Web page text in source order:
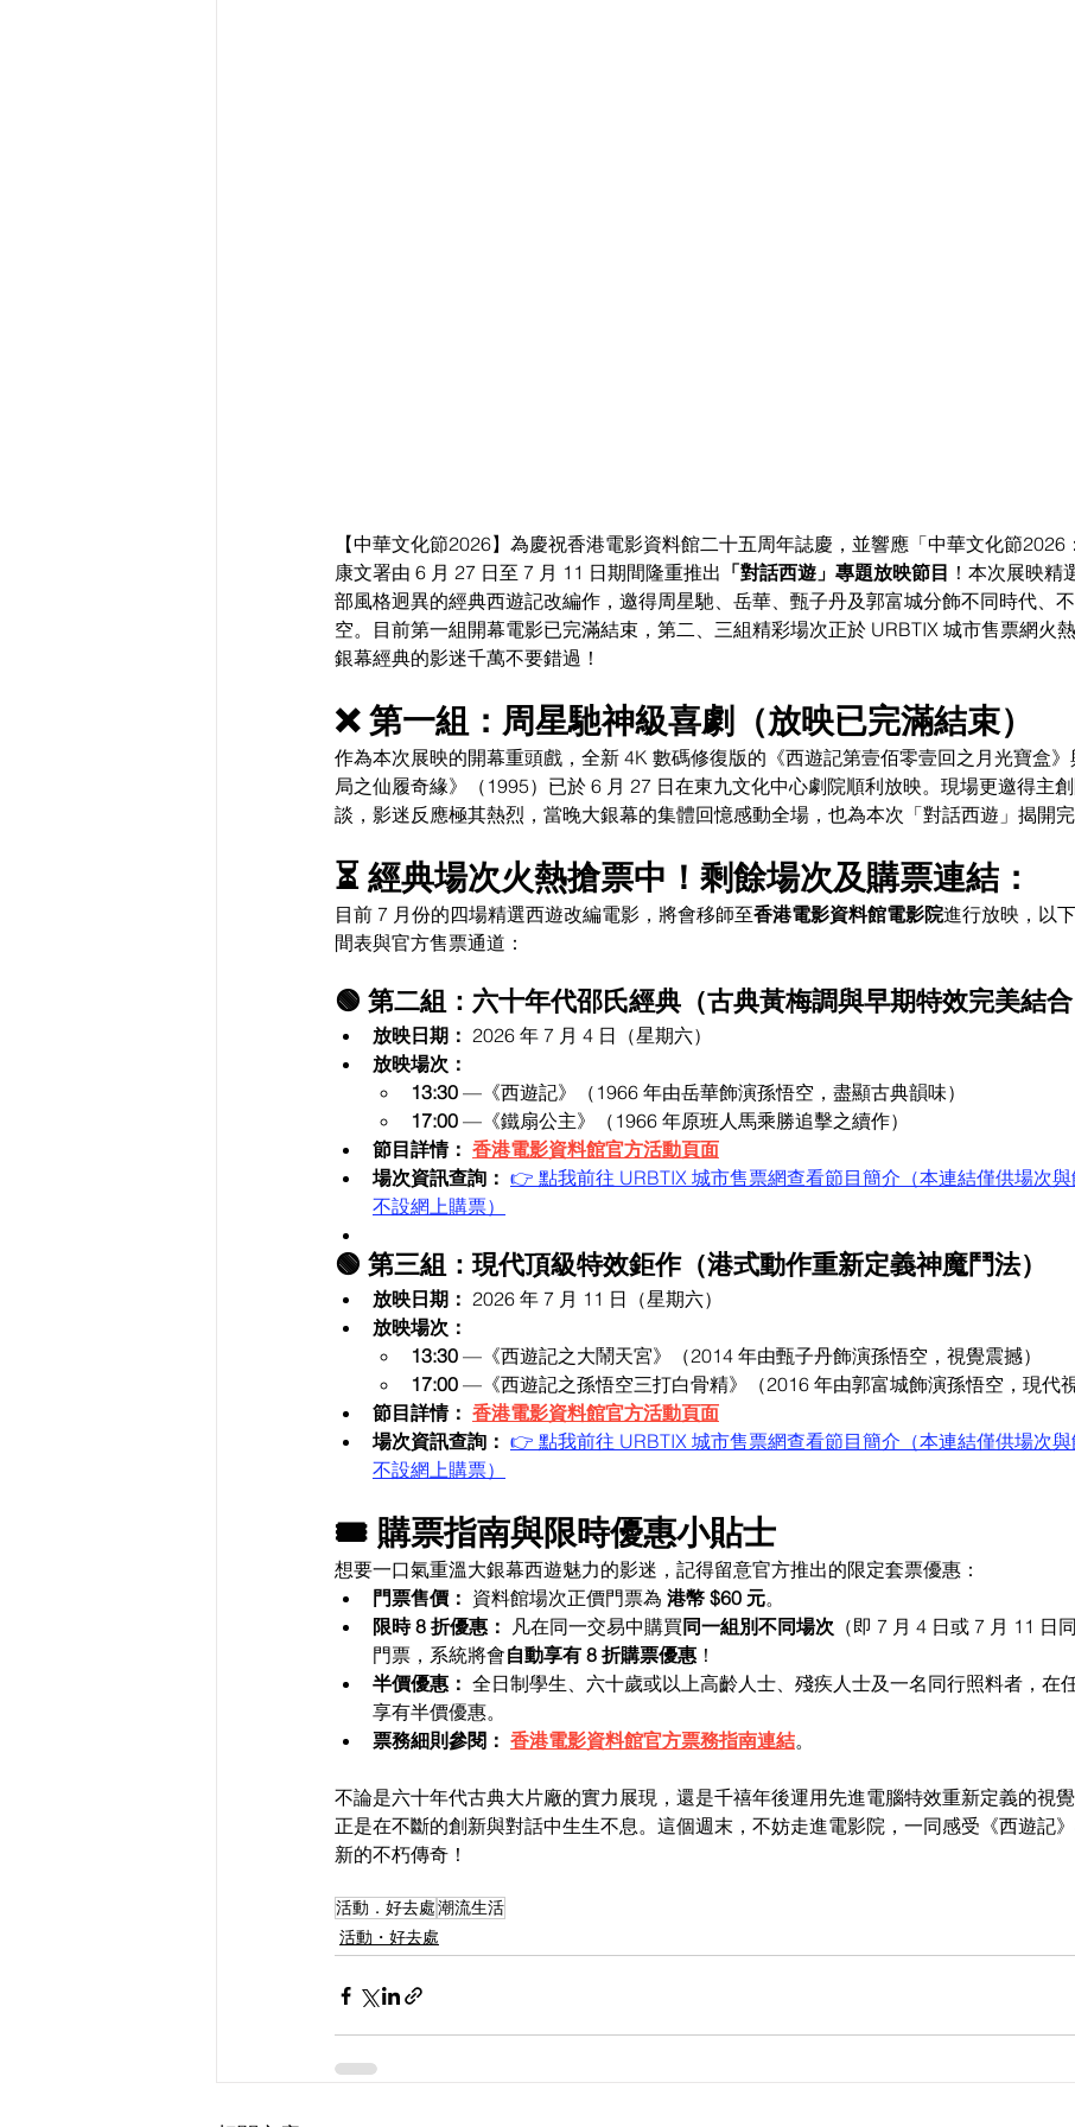
【中華文化節2026】為慶祝香港電影資料館二十五周年誌慶，並響應「中華文化節2026
康文署由 6 月 27 日至 7 月 11 日期間隆重推出 「對話西遊」專題放映節目 ！本次展映精
部風格迥異的經典西遊記改編作，邀得周星馳、岳華、甄子丹及郭富城分飾不同時代、
空。目前第一組開幕電影已完滿結束，第二、三組精彩場次正於 URBTIX 城市售票網火
銀幕經典的影迷千萬不要錯過！
❌ 第一組：周星馳神級喜劇（放映已完滿結束）
作為本次展映的開幕重頭戲，全新 4K 數碼修復版的《西遊記第壹佰零壹回之月光寶盒
局之仙履奇緣》（1995）已於 6 月 27 日在東九文化中心劇院順利放映。現場更邀得主
談，影迷反應極其熱烈，當晚大銀幕的集體回憶感動全場，也為本次「對話西遊」揭開完
⏳ 經典場次火熱搶票中！剩餘場次及購票連結：
目前 7 月份的四場精選西遊改編電影，將會移師至香港電影資料館電影院進行放映，以
間表與官方售票通道：
🟢 第二組：六十年代邵氏經典（古典黃梅調與早期特效完美結合
放映日期： 2026 年 7 月 4 日（星期六）
放映場次：
13:30 —《西遊記》（1966 年由岳華飾演孫悟空，盡顯古典韻味）
17:00 —《鐵扇公主》（1966 年原班人馬乘勝追擊之續作）
節目詳情： 香港電影資料館官方活動頁面
場次資訊查詢： 👉 點我前往 URBTIX 城市售票網查看節目簡介（本連結僅供場次與
不設網上購票）
🟢 第三組：現代頂級特效鉅作（港式動作重新定義神魔鬥法）
放映日期： 2026 年 7 月 11 日（星期六）
放映場次：
13:30 —《西遊記之大鬧天宮》（2014 年由甄子丹飾演孫悟空，視覺震撼）
17:00 —《西遊記之孫悟空三打白骨精》（2016 年由郭富城飾演孫悟空，現代視
節目詳情： 香港電影資料館官方活動頁面
場次資訊查詢： 👉 點我前往 URBTIX 城市售票網查看節目簡介（本連結僅供場次與
不設網上購票）
🎟️ 購票指南與限時優惠小貼士
想要一口氣重溫大銀幕西遊魅力的影迷，記得留意官方推出的限定套票優惠：
門票售價： 資料館場次正價門票為 港幣 $60 元。
限時 8 折優惠： 凡在同一交易中購買 同一組別不同場次 （即 7 月 4 日或 7 月 11 日
門票，系統將會自動享有 8 折購票優惠 ！
半價優惠： 全日制學生、六十歲或以上高齡人士、殘疾人士及一名同行照料者，在
享有半價優惠。
票務細則參閱： 香港電影資料館官方票務指南連結。
不論是六十年代古典大片廠的實力展現，還是千禧年後運用先進電腦特效重新定義的視
正是在不斷的創新與對話中生生不息。這個週末，不妨走進電影院，一同感受《西遊記
新的不朽傳奇！
活動．好去處潮流生活
活動・好去處